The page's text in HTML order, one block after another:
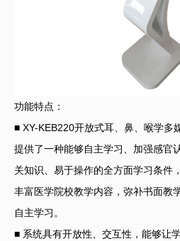
功能特点：
■ XY-KEB220开放式耳、鼻、喉学多
提供了一种能够自主学习、加强感官
关知识、易于操作的全方面学习条件
丰富医学院校教学内容，弥补书面教
自主学习。
■ 系统具有开放性、交互性，能够让